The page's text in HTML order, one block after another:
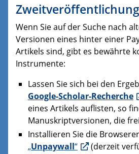
Wenn Sie auf der Suche nach
Versionen eines hinter einer
Artikels sind, gibt es bewährte
Instrumente:
Lassen Sie sich bei den
Google-Scholar-Recherche
eines Artikels auflisten, so
Manuskriptversionen, die
Installieren Sie die
„Unpaywall“
(derzeit